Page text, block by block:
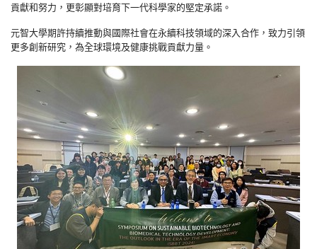
貢獻和努力，更彰顯對培育下一代科學家的堅定承諾。
元智大學期許持續推動與國際社會在永續科技領域的深入合作，致力引領
更多創新研究，為全球環境及健康挑戰貢獻力量。